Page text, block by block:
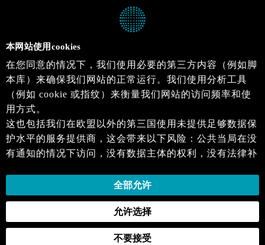
本网站使用cookies
在您同意的情况下，我们使用必要的第三方内容（例如脚
本库）来确保我们网站的正常运行。我们使用分析工具
（例如 cookie 或指纹）来衡量我们网站的访问频率和使
用方式。
这也包括我们在欧盟以外的第三国使用未提供足够数据保
护水平的服务提供商，这会带来以下风险：公共当局在没
有通知的情况下访问，没有数据主体的权利，没有法律补
当您同意时，即表示您同意上述活动。您可以撤回您的同
意，并在未来生效。详细信息可以在我们的隐私政策.中
全部允许
允许选择
不要接受